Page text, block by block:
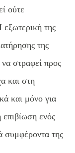
ούτε
εξωτερική της
της
στραφεί προς
και στη
και μόνο για
ενός
συμφέροντα της